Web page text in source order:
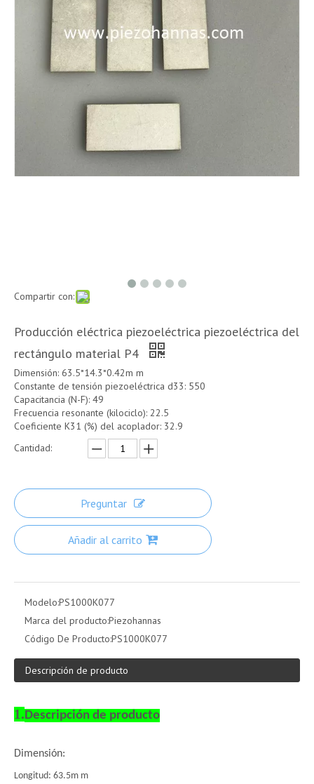
Compartir con:
Producción eléctrica piezoeléctrica piezoeléctrica del
rectángulo material P4
Dimensión: 63.5*14.3*0.42m m
Constante de tensión piezoeléctrica d33: 550
Capacitancia (N-F): 49
Frecuencia resonante (kilociclo): 22.5
Coeficiente K31 (%) del acoplador: 32.9
Cantidad:
Preguntar
Añadir al carrito
Modelo:PS1000K077
Marca del producto:Piezohannas
Código De Producto:PS1000K077
Descripción de producto
1.Descripción de producto
Dimensión:
Longitud: 63.5m m